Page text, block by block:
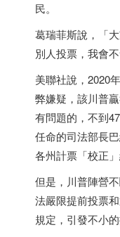
民。
葛瑞菲斯說，「
別人投票，我會
美聯社說，2020
弊嫌疑，該川普
有問題的，不到
任命的司法部長
各州計票「校正
但是，川普陣營
法嚴限提前投票
規定，引發不小的